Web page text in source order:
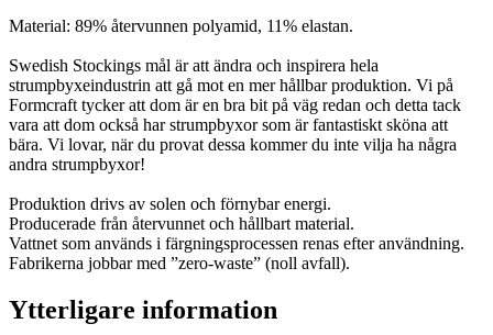
Material: 89% återvunnen polyamid, 11% elastan.
Swedish Stockings mål är att ändra och inspirera hela
strumpbyxeindustrin att gå mot en mer hållbar produktion. Vi på
Formcraft tycker att dom är en bra bit på väg redan och detta tack
vara att dom också har strumpbyxor som är fantastiskt sköna att
bära. Vi lovar, när du provat dessa kommer du inte vilja ha några
andra strumpbyxor!
Produktion drivs av solen och förnybar energi.
Producerade från återvunnet och hållbart material.
Vattnet som används i färgningsprocessen renas efter användning.
Fabrikerna jobbar med ”zero-waste” (noll avfall).
Ytterligare information